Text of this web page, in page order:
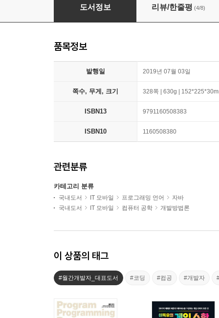
자바와 JUnit을 활용한 실용주의 단위 테스트
도서정보 리뷰/한줄평 (4/8)
품목정보
발행일 2019년 07월 03일
쪽수, 무게, 크기 328쪽 | 630g |
ISBN13 9791160508383
ISBN10 1160508380
관련분류
카테고리 분류
국내도서 IT 모바일 프로그래밍 언어
자바
국내도서
IT 모바일 컴퓨터 공학 개발방법론
이 상품의 태그
#월간개발자_대표도서 #코딩 #컴공 #개발자